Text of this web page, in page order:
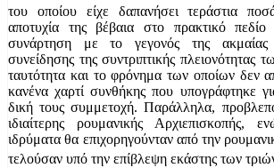
του οποίου είχε δαπανήσει τεράστια
αποτυχία της βέβαια στο πρακτικό
συνάρτηση με το γεγονός της ακμαίας
συνείδησης της συντριπτικής
ταυτότητα και το φρόνημα των οποίων δεν
κανένα χαρτί συνθήκης που υπογράφτηκε
δική τους συμμετοχή. Παράλληλα,
ιδιαίτερης ρουμανικής Αρχιεπισκοπής,
ιδρύματα θα επιχορηγούνταν από την
τελούσαν υπό την επίβλεψη εκάστης των